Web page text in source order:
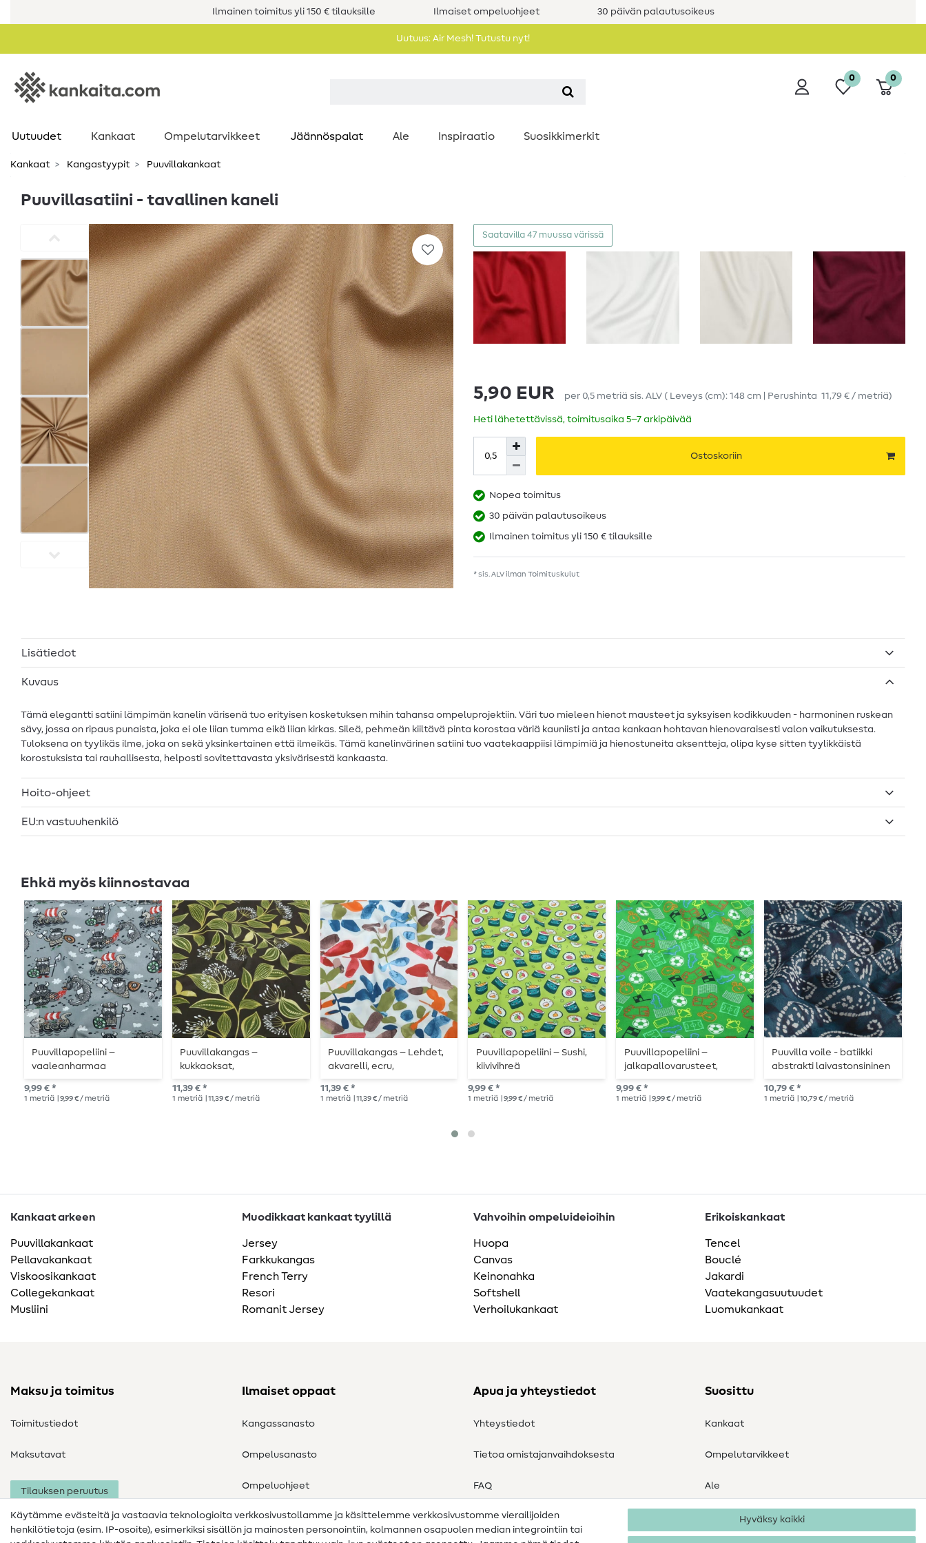
Ilmainen toimitus yli 150 € tilauksille Ilmaiset ompeluohjeet 30 päivän palautusoikeus
Uutuus: Air Mesh! Tutustu nyt!
0 0
Uutuudet Kankaat Ompelutarvikkeet Jäännöspalat Ale Inspiraatio Suosikkimerkit
Kankaat Kangastyypit Puuvillakankaat
Puuvillasatiini - tavallinen kaneli
Saatavilla 47 muussa värissä
5,90 EUR per 0,5 metriä sis. ALV ( Leveys (cm): 148 cm | Perushinta 11,79 € / metriä)
Heti lähetettävissä, toimitusaika 5–7 arkipäivää
Ostoskoriin
Nopea toimitus
30 päivän palautusoikeus
Ilmainen toimitus yli 150 € tilauksille
* sis. ALV ilman Toimituskulut
Lisätiedot
Kuvaus
Tämä elegantti satiini lämpimän kanelin värisenä tuo erityisen kosketuksen mihin tahansa ompeluprojektiin. Väri tuo mieleen hienot mausteet ja syksyisen kodikkuuden - harmoninen ruskean
sävy, jossa on ripaus punaista, joka ei ole liian tumma eikä liian kirkas. Sileä, pehmeän kiiltävä pinta korostaa väriä kauniisti ja antaa kankaan hohtavan hienovaraisesti valon vaikutuksesta.
Tuloksena on tyylikäs ilme, joka on sekä yksinkertainen että ilmeikäs. Tämä kanelinvärinen satiini tuo vaatekaappiisi lämpimiä ja hienostuneita aksentteja, olipa kyse sitten tyylikkäistä
korostuksista tai rauhallisesta, helposti sovitettavasta yksivärisestä kankaasta.
Hoito-ohjeet
EU:n vastuuhenkilö
Ehkä myös kiinnostavaa
Puuvillapopeliini –
vaaleanharmaa
9,99 € *
1 metriä | 9,99 € / metriä
Puuvillakangas –
kukkaoksat,
tummanruskea
11,39 € *
1 metriä | 11,39 € / metriä
Puuvillakangas – Lehdet,
akvarelli, ecru,
monivärinen
11,39 € *
1 metriä | 11,39 € / metriä
Puuvillapopeliini – Sushi,
kiivivihreä
9,99 € *
1 metriä | 9,99 € / metriä
Puuvillapopeliini –
jalkapallovarusteet,
ruohonvihreä
9,99 € *
1 metriä | 9,99 € / metriä
Puuvilla voile - batiikki
abstrakti laivastonsininen
10,79 € *
1 metriä | 10,79 € / metriä
Kankaat arkeen
Puuvillakankaat
Pellavakankaat
Viskoosikankaat
Collegekankaat
Musliini
Muodikkaat kankaat tyylillä
Jersey
Farkkukangas
French Terry
Resori
Romanit Jersey
Vahvoihin ompeluideioihin
Huopa
Canvas
Keinonahka
Softshell
Verhoilukankaat
Erikoiskankaat
Tencel
Bouclé
Jakardi
Vaatekangasuutuudet
Luomukankaat
Maksu ja toimitus
Toimitustiedot
Maksutavat
Tilauksen peruutus
Ilmaiset oppaat
Kangassanasto
Ompelusanasto
Ompeluohjeet
Apua ja yhteystiedot
Yhteystiedot
Tietoa omistajanvaihdoksesta
FAQ
Peruutusoikeus
Suosittu
Kankaat
Ompelutarvikkeet
Ale
Käytämme evästeitä ja vastaavia teknologioita verkkosivustollamme ja käsittelemme verkkosivustomme vierailijoiden
henkilötietoja (esim. IP-osoite), esimerkiksi sisällön ja mainosten personointiin, kolmannen osapuolen median integrointiin tai
Hyväksy kaikki